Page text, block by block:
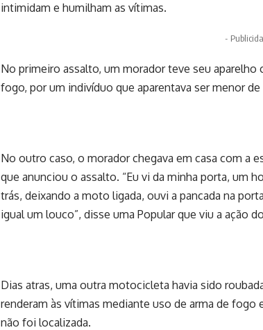
intimidam e humilham as vítimas.
-
No primeiro assalto, um morador teve seu aparelho
fogo, por um indivíduo que aparentava ser menor de
No outro caso, o morador chegava em casa com a
que anunciou o assalto. “Eu vi da minha porta, um
trás, deixando a moto ligada, ouvi a pancada na
igual um louco”, disse uma Popular que viu a ação
Dias atras, uma outra motocicleta havia sido
renderam às vítimas mediante uso de arma de
não foi localizada.